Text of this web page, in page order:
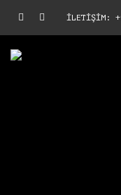
İLETİŞİM: